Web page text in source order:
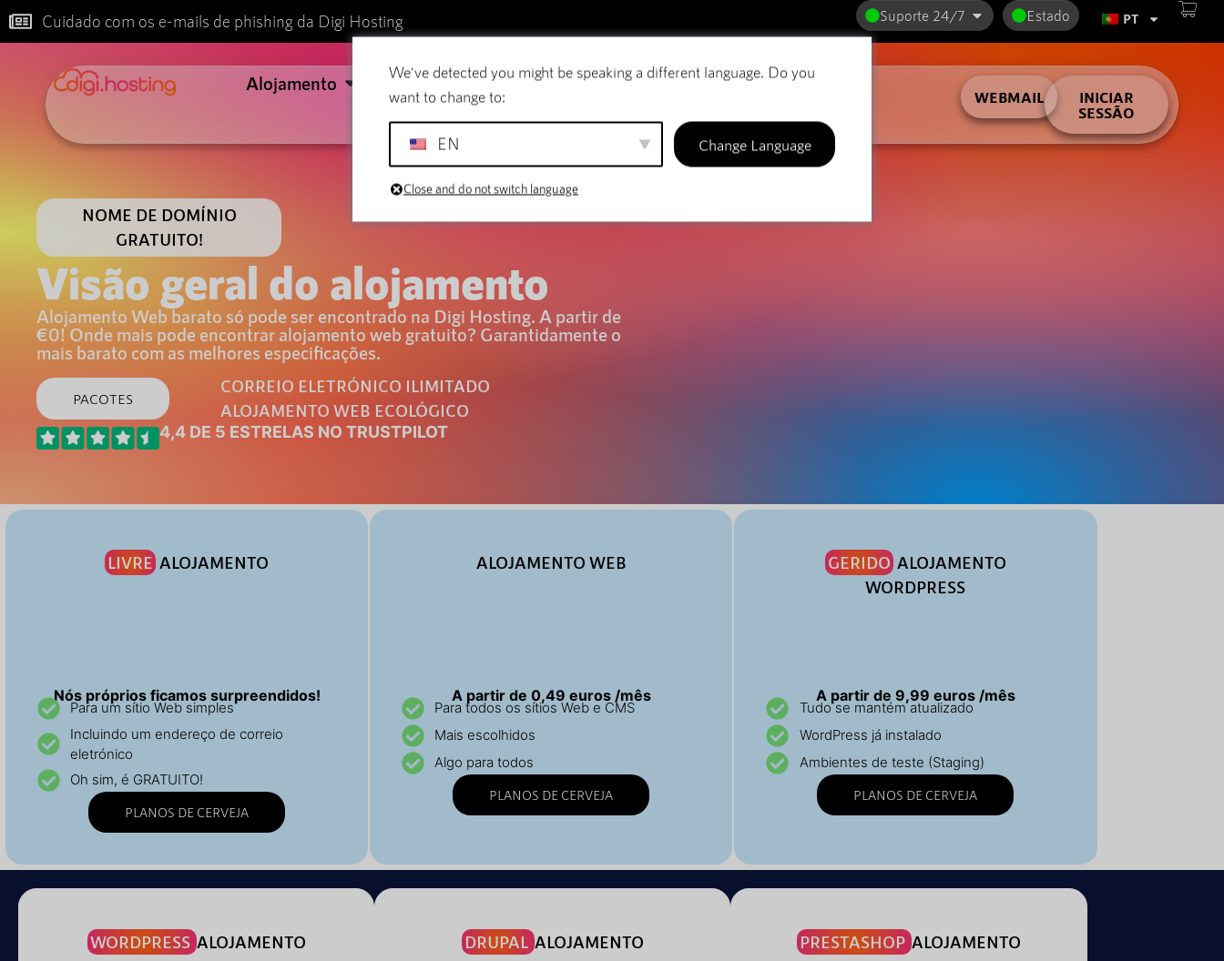
Cuidado com os e-mails de phishing da Digi Hosting Suporte 24/7 Estado PT
Alojamento Correio eletrónico Nomes de domínio SiteBuilder
WEBMAIL
INICIAR
SESSÃO
NOME DE DOMÍNIO
GRATUITO!
Visão geral do alojamento
Alojamento Web barato só pode ser encontrado na Digi Hosting. A partir de
€0! Onde mais pode encontrar alojamento web gratuito? Garantidamente o
mais barato com as melhores especificações.
PACOTES
CORREIO ELETRÓNICO ILIMITADO
ALOJAMENTO WEB ECOLÓGICO
4,4 DE 5 ESTRELAS NO TRUSTPILOT
LIVRE ALOJAMENTO
Nós próprios ficamos surpreendidos!
Para um sítio Web simples
Incluindo um endereço de correio
eletrónico
Oh sim, é GRATUITO!
PLANOS DE CERVEJA
ALOJAMENTO WEB
A partir de 0,49 euros /mês
Para todos os sítios Web e CMS
Mais escolhidos
Algo para todos
PLANOS DE CERVEJA
GERIDOALOJAMENTO
WORDPRESS
A partir de 9,99 euros /mês
Tudo se mantém atualizado
WordPress já instalado
Ambientes de teste (Staging)
PLANOS DE CERVEJA
WORDPRESS ALOJAMENTO DRUPAL ALOJAMENTO PRESTASHOP ALOJAMENTO
We've detected you might be speaking a different language. Do you
want to change to:
EN Change Language
Close and do not switch language